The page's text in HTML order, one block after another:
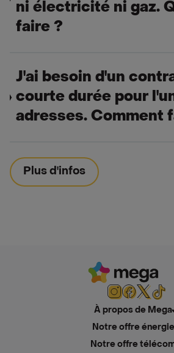
ni électricité ni gaz.
faire ?
J'ai besoin d'un
courte durée pour
adresses. Comment
Plus d'infos
À propos de Mega
Notre offre énergie
Notre offre